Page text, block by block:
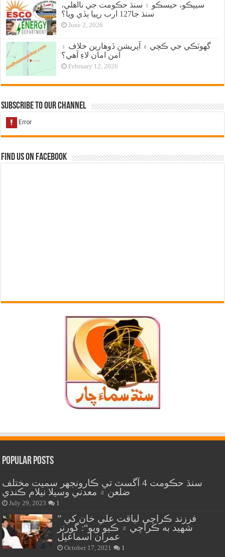
سيپڪو، حيسڪو ۽ سنڌ حڪومت جي نااهلي،
سنڌ جا127 ارب رپيا ٻڏي ويا؟
June 2, 2026
گهوٽڪي جي ڪچي ۾ آپريشن ڏوهارين خلاف ۽
امن امان لاءِ آهي؟
February 12, 2026
Subscribe to our Channel
Find us on Facebook
Popular Posts
سنڌ حڪومت 4 آگسٽ تي ڪارونجهر سميت مختلف
ضلعن ۾ معدني وسيلا نيلام ڪندي
July 29, 2023 1
” فرزند ڪراچي لياقت علي خان کي
شهيد به ڪراچي ۾ ڪيو ويو“: گورنر
عمران اسماعيل
October 17, 2021 1